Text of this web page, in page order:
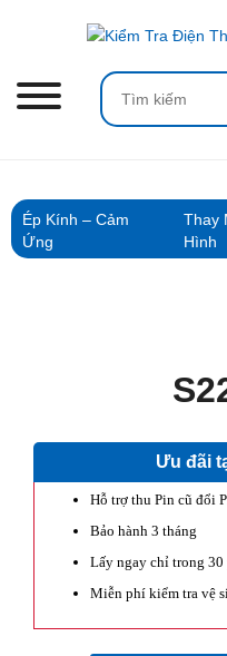
Search
for:
Ép Kính – Cảm
Ứng
Thay
Hình
Ưu đãi
Hỗ trợ thu Pin cũ đổi
Bảo hành 3 tháng
Lấy ngay chỉ trong 30
Miễn phí kiểm tra vệ